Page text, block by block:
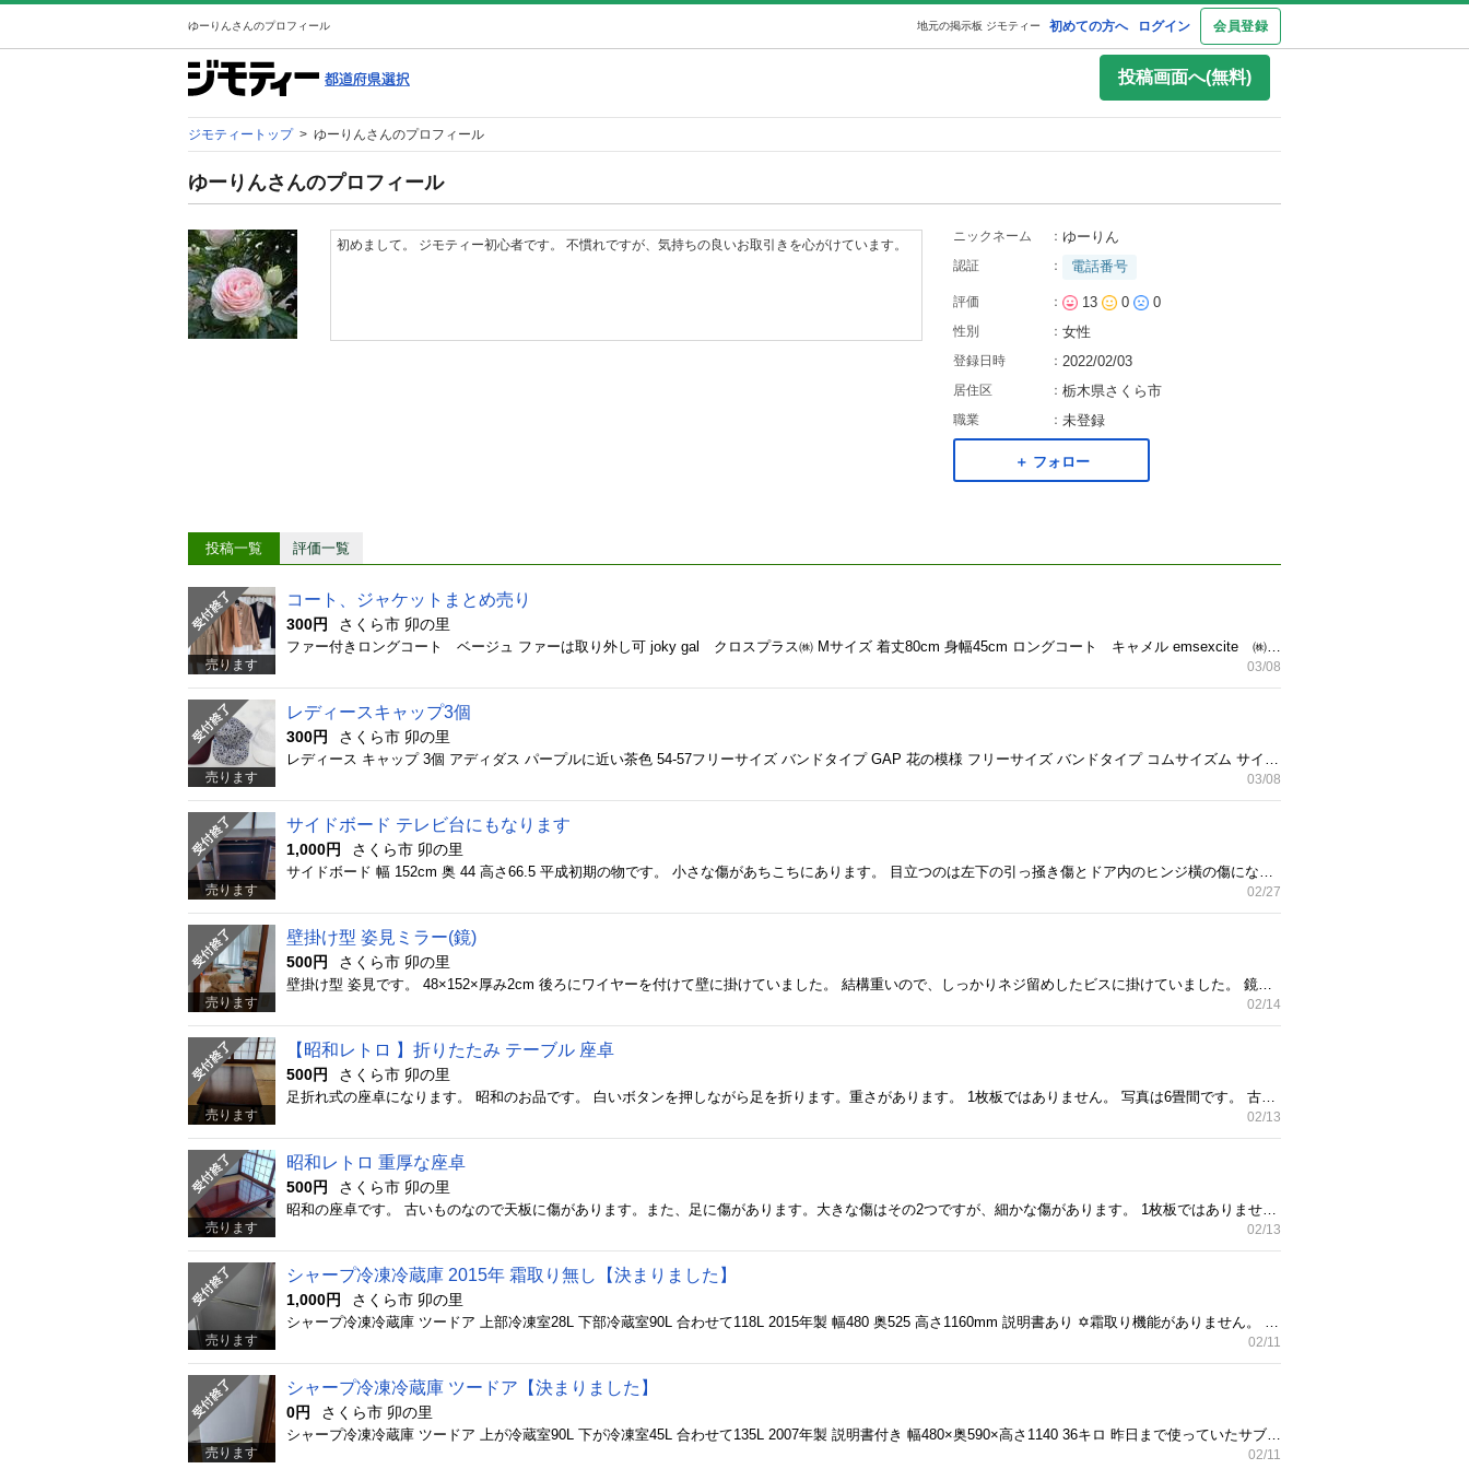
ゆーりんさんのプロフィール 初めての方へ ログイン 会員登録
地元の掲示板 ジモティー
投稿画面へ(無料)
ジモティートップ > ゆーりんさんのプロフィール
ゆーりんさんのプロフィール
初めまして。 ジモティー初心者です。 不慣れですが、気持ちの良いお取引きを心がけています。
ニックネーム ： ゆーりん
認証 ： 電話番号
評価 ： 13 0 0
性別 ： 女性
登録日時 ： 2022/02/03
居住区 ： 栃木県さくら市
職業 ： 未登録
＋ フォロー
投稿一覧 評価一覧
売ります
コート、ジャケットまとめ売り
300円 さくら市 卯の里
03/08
売ります
レディースキャップ3個
300円 さくら市 卯の里
03/08
売ります
サイドボード テレビ台にもなります
1,000円 さくら市 卯の里
02/27
売ります
壁掛け型 姿見ミラー(鏡)
500円 さくら市 卯の里
02/14
売ります
【昭和レトロ 】折りたたみ テーブル 座卓
500円 さくら市 卯の里
02/13
売ります
昭和レトロ 重厚な座卓
500円 さくら市 卯の里
02/13
売ります
シャープ冷凍冷蔵庫 2015年 霜取り無し【決まりました】
1,000円 さくら市 卯の里
02/11
売ります
シャープ冷凍冷蔵庫 ツードア【決まりました】
0円 さくら市 卯の里
02/11